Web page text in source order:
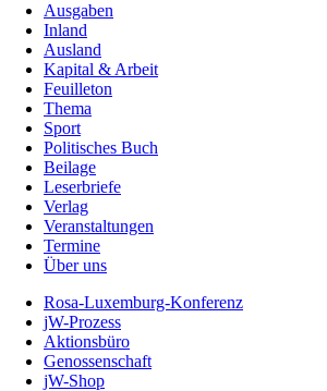
Ausgaben
Inland
Ausland
Kapital & Arbeit
Feuilleton
Thema
Sport
Politisches Buch
Beilage
Leserbriefe
Verlag
Veranstaltungen
Termine
Über uns
Rosa-Luxemburg-Konferenz
jW-Prozess
Aktionsbüro
Genossenschaft
jW-Shop